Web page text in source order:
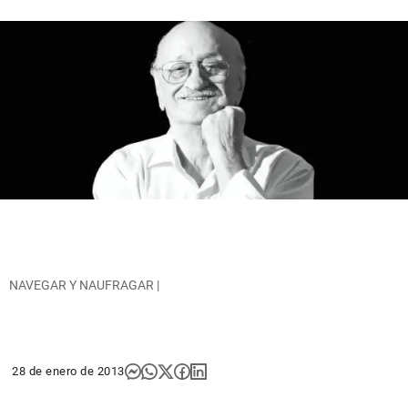
NAVEGAR Y NAUFRAGAR |
28 de enero de 2013